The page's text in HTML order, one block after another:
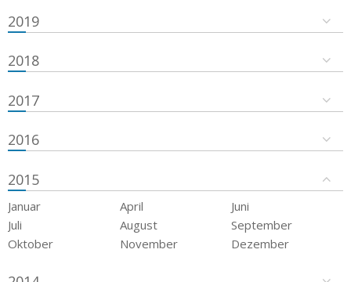
2019
2018
2017
2016
2015
Januar April
Juni
Juli
August
September
Oktober
November Dezember